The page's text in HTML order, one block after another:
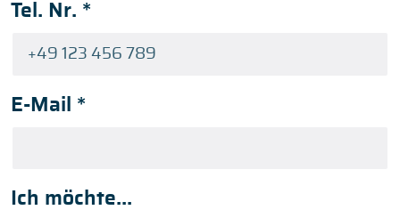
Tel. Nr. *
E-Mail *
Ich möchte...